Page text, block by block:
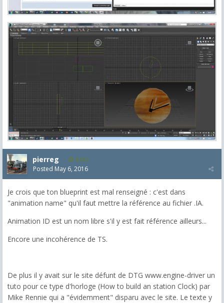
pierreg 4,012
Posted May 6, 2016
Je crois que ton blueprint est mal renseigné : c'est dans
"animation name" qu'il faut mettre la référence au fichier .IA.
Animation ID est un nom libre s'il y est fait référence ailleurs...
Encore une incohérence de TS.
De plus il y avait sur le site défunt de DTG www.engine-driver un
tuto pour ce type d'horloge (How to build an station Clock) par
Mike Rennie qui a "évidemment" disparu avec le site. Le texte y